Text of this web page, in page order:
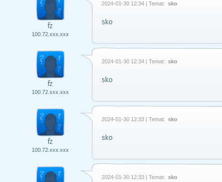
fz
100.72.xxx.xxx
2024-01-30 12:34 | Temat: sko
sko
fz
100.72.xxx.xxx
2024-01-30 12:34 | Temat: sko
sko
fz
100.72.xxx.xxx
2024-01-30 12:33 | Temat: sko
sko
2024-01-30 12:33 | Temat: sko